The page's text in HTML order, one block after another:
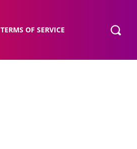
TERMS OF SERVICE